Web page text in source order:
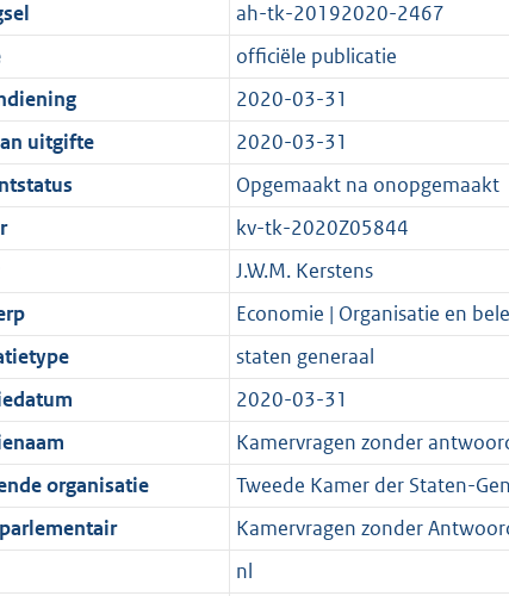
t
e
:
8
K
b
r
t
K
g
t
2
ah-tk-20192020-2467
officiële publicatie
2020-03-31
uitgifte
2020-03-31
Opgemaakt na onopgemaakt
kv-tk-2020Z05844
J.W.M. Kerstens
Economie | Organisatie en
staten generaal
2020-03-31
Kamervragen zonder
organisatie
Tweede Kamer der Staten-
Kamervragen zonder
nl